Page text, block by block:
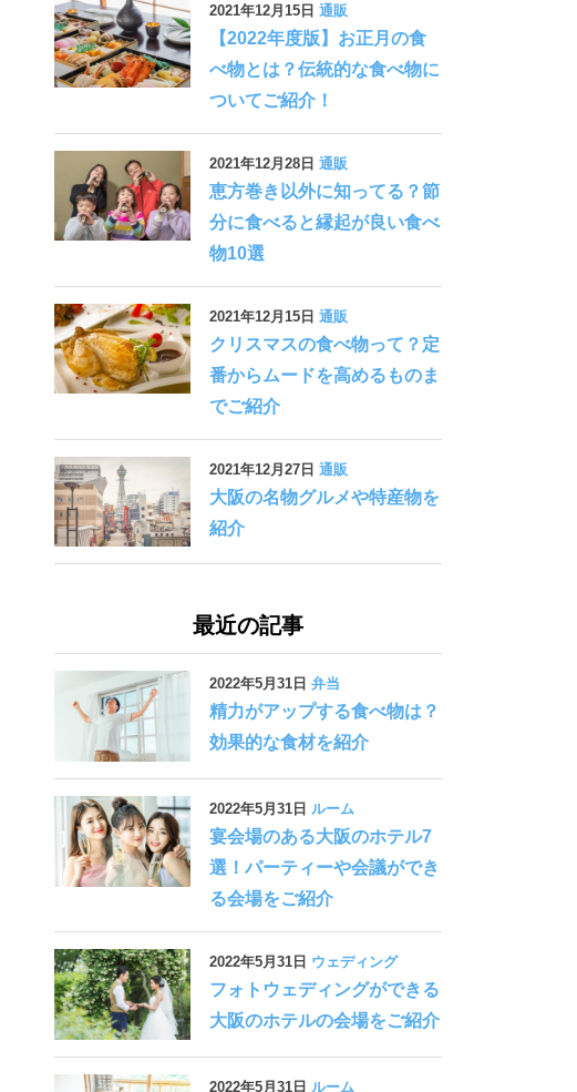
2021年12月15日 通販
【2022年度版】お正月の食
べ物とは？伝統的な食べ物に
ついてご紹介！
2021年12月28日 通販
恵方巻き以外に知ってる？節
分に食べると縁起が良い食べ
物10選
2021年12月15日 通販
クリスマスの食べ物って？定
番からムードを高めるものま
でご紹介
2021年12月27日 通販
大阪の名物グルメや特産物を
紹介
最近の記事
2022年5月31日 弁当
精力がアップする食べ物は？
効果的な食材を紹介
2022年5月31日 ルーム
宴会場のある大阪のホテル7
選！パーティーや会議ができ
る会場をご紹介
2022年5月31日 ウェディング
フォトウェディングができる
大阪のホテルの会場をご紹介
2022年5月31日 ルーム